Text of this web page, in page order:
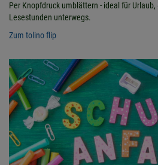
Per Knopfdruck umblättern - ideal für
Lesestunden unterwegs.
Zum tolino flip